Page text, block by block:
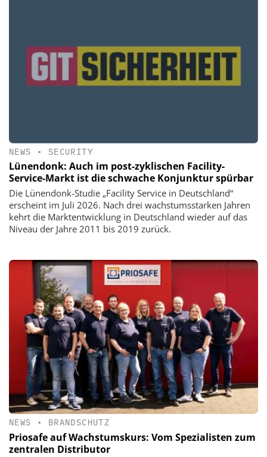
NEWS • SECURITY
Lünendonk: Auch im post-zyklischen Facility-
Service-Markt ist die schwache Konjunktur spürbar
Die Lünendonk-Studie „Facility Service in Deutschland“
erscheint im Juli 2026. Nach drei wachstumsstarken Jahren
kehrt die Marktentwicklung in Deutschland wieder auf das
Niveau der Jahre 2011 bis 2019 zurück.
NEWS • BRANDSCHUTZ
Priosafe auf Wachstumskurs: Vom Spezialisten zum
zentralen Distributor